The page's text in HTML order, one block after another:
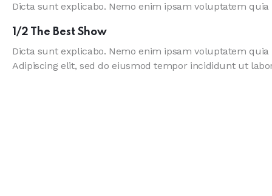
Dicta sunt explicabo. Nemo enim ipsam voluptatem
1/2 The Best Show
Dicta sunt explicabo. Nemo enim ipsam voluptatem
Adipiscing elit, sed do eiusmod tempor incididunt ut